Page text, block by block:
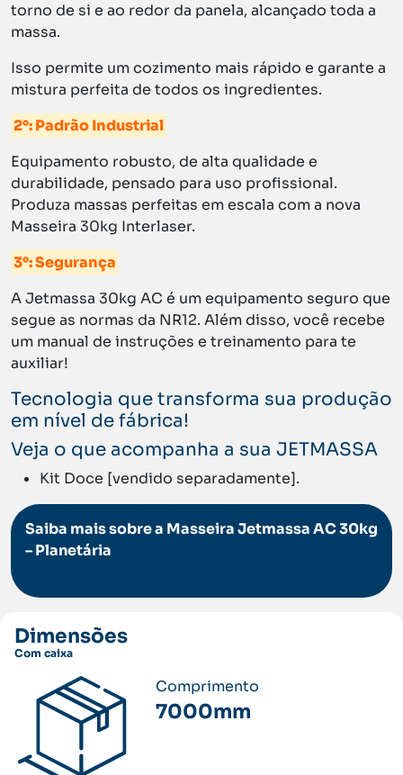
torno de si e ao redor da panela, alcançado toda a
massa.
Isso permite um cozimento mais rápido e garante a
mistura perfeita de todos os ingredientes.
2°: Padrão Industrial
Equipamento robusto, de alta qualidade e
durabilidade, pensado para uso profissional.
Produza massas perfeitas em escala com a nova
Masseira 30kg Interlaser.
3°: Segurança
A Jetmassa 30kg AC é um equipamento seguro que
segue as normas da NR12. Além disso, você recebe
um manual de instruções e treinamento para te
auxiliar!
Tecnologia que transforma sua produção
em nível de fábrica!
Veja o que acompanha a sua JETMASSA
Kit Doce [vendido separadamente].
Saiba mais sobre a Masseira Jetmassa AC 30kg
– Planetária
Dimensões
Com caixa
Comprimento
7000mm